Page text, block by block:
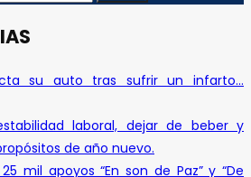
su auto tras sufrir un infarto…
laboral, dejar de beber y
de año nuevo.
mil apoyos “En son de Paz” y “De